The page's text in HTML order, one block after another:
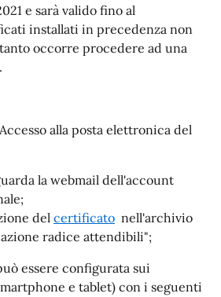
e sarà valido fino al
installati in precedenza non
occorre procedere ad una
Accesso alla posta elettronica del
la webmail dell'account
del certificato nell'archivio
radice attendibili";
essere configurata sui
e tablet) con i seguenti